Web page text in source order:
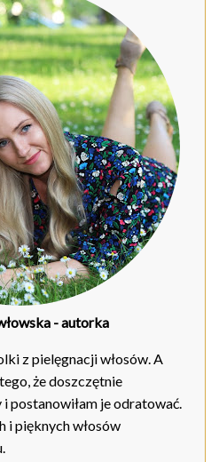
- autorka
z pielęgnacji włosów. A
że doszczętnie
i postanowiłam je odratować.
i pięknych włosów